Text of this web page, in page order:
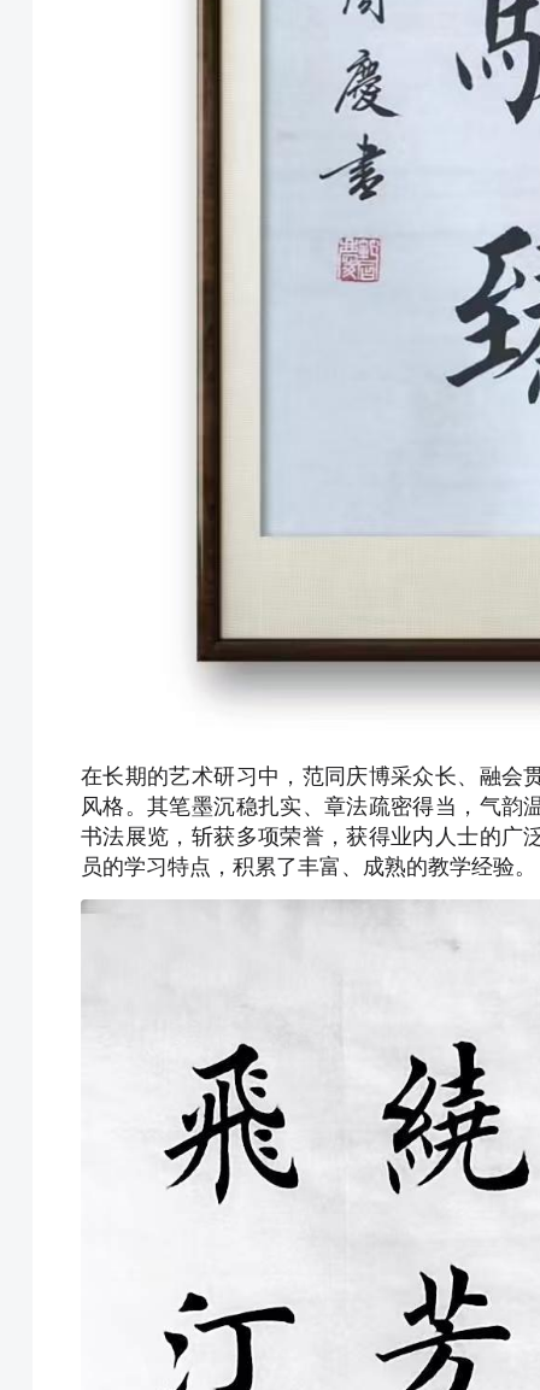
在长期的艺术研习中，范同庆博采众长、融会
风格。其笔墨沉稳扎实、章法疏密得当，气韵
书法展览，斩获多项荣誉，获得业内人士的广
员的学习特点，积累了丰富、成熟的教学经验。